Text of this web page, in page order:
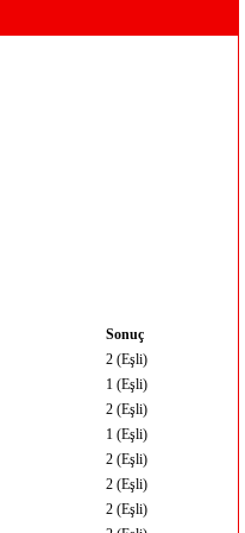
Sonuç
2 (Eşli)
1 (Eşli)
2 (Eşli)
1 (Eşli)
2 (Eşli)
2 (Eşli)
2 (Eşli)